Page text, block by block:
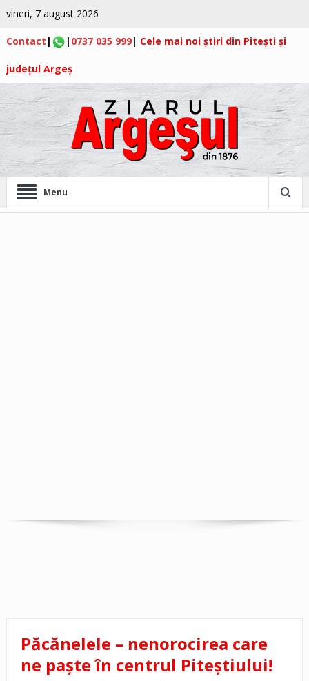
vineri, 7 august 2026
Contact | | 0737 035 999| Cele mai noi știri din Pitești și
județul Argeș
Menu
Păcănelele – nenorocirea care
ne paşte în centrul Piteştiului!